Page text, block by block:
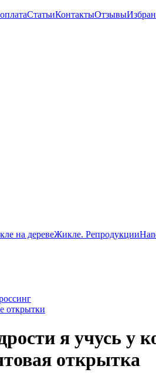
СтатьиКонтактыОтзывы
на деревеЖикле. Репродукции
открытки
я учусь у
открытка